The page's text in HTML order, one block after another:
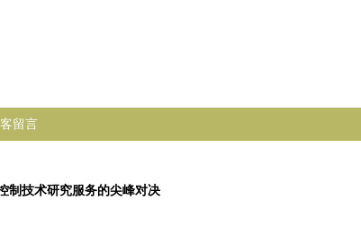
留言
制技术研究服务的尖峰对决